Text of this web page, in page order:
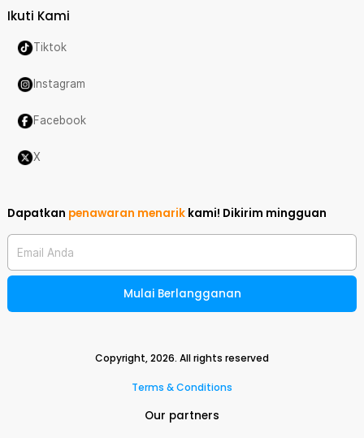
Ikuti Kami
Tiktok
Instagram
Facebook
X
Dapatkan penawaran menarik kami! Dikirim mingguan
Email Anda
Mulai Berlangganan
Copyright,2026. All rights reserved
Terms & Conditions
Our partners